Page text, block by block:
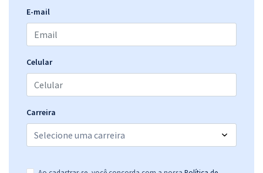
E-mail
Celular
Carreira